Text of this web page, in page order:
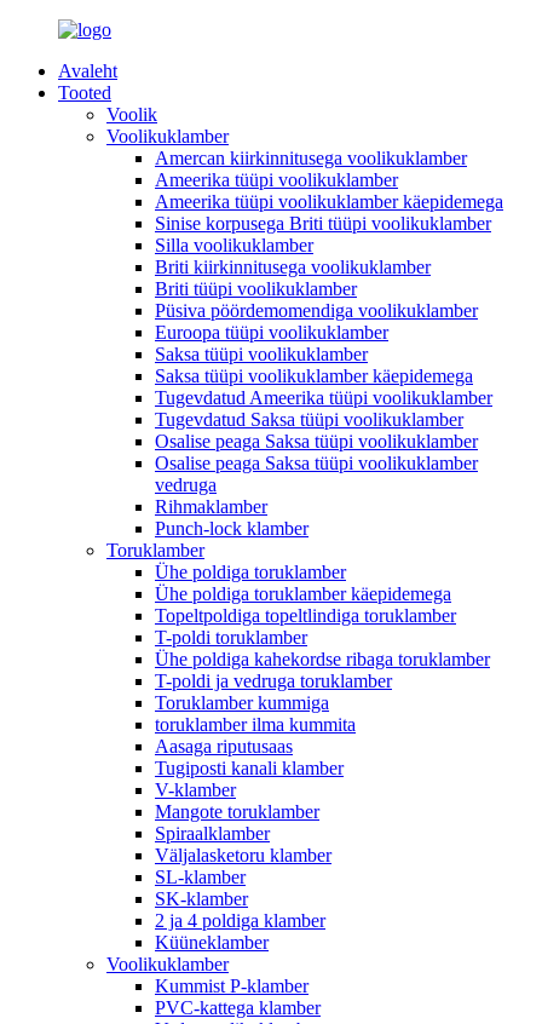
Avaleht
Tooted
Voolik
Voolikuklamber
Amercan kiirkinnitusega voolikuklamber
Ameerika tüüpi voolikuklamber
Ameerika tüüpi voolikuklamber käepidemega
Sinise korpusega Briti tüüpi voolikuklamber
Silla voolikuklamber
Briti kiirkinnitusega voolikuklamber
Briti tüüpi voolikuklamber
Püsiva pöördemomendiga voolikuklamber
Euroopa tüüpi voolikuklamber
Saksa tüüpi voolikuklamber
Saksa tüüpi voolikuklamber käepidemega
Tugevdatud Ameerika tüüpi voolikuklamber
Tugevdatud Saksa tüüpi voolikuklamber
Osalise peaga Saksa tüüpi voolikuklamber
Osalise peaga Saksa tüüpi voolikuklamber
vedruga
Rihmaklamber
Punch-lock klamber
Toruklamber
Ühe poldiga toruklamber
Ühe poldiga toruklamber käepidemega
Topeltpoldiga topeltlindiga toruklamber
T-poldi toruklamber
Ühe poldiga kahekordse ribaga toruklamber
T-poldi ja vedruga toruklamber
Toruklamber kummiga
toruklamber ilma kummita
Aasaga riputusaas
Tugiposti kanali klamber
V-klamber
Mangote toruklamber
Spiraalklamber
Väljalasketoru klamber
SL-klamber
SK-klamber
2 ja 4 poldiga klamber
Küüneklamber
Voolikuklamber
Kummist P-klamber
PVC-kattega klamber